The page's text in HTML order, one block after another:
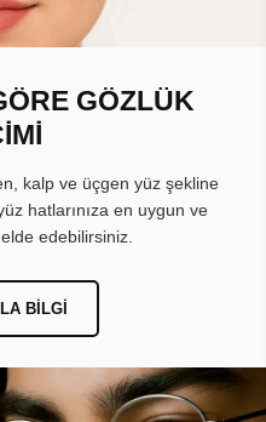
GÖZLÜK
kalp ve üçgen yüz şekline
hatlarınıza en uygun ve
edebilirsiniz.
BILGI